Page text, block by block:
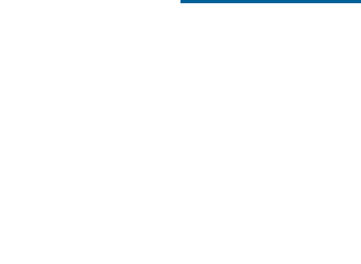
externeexterneexterne